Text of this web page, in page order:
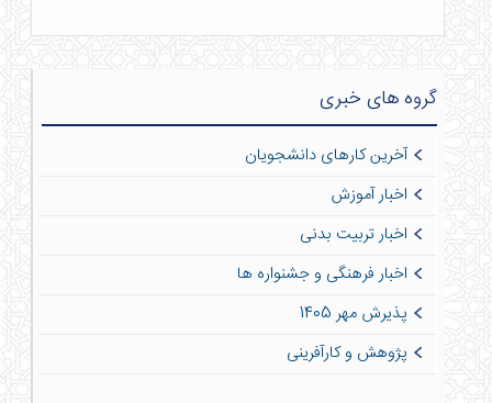
گروه های خبری
آخرین کارهای دانشجویان
اخبار آموزش
اخبار تربیت بدنی
اخبار فرهنگی و جشنواره ها
پذیرش مهر 1405
پژوهش و کارآفرینی